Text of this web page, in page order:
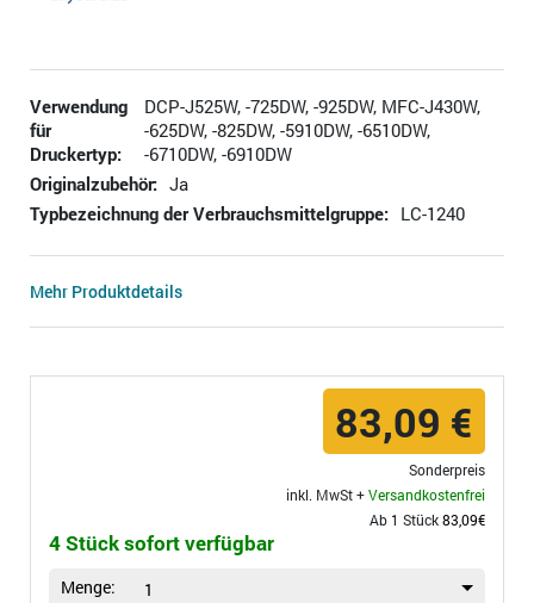
Verwendung
für
Druckertyp:
DCP-J525W, -725DW, -925DW, MFC-J430W,
-625DW, -825DW, -5910DW, -6510DW,
-6710DW, -6910DW
Originalzubehör: Ja
Typbezeichnung der Verbrauchsmittelgruppe: LC-1240
Mehr Produktdetails
83,09 €
Sonderpreis
inkl. MwSt +Versandkostenfrei
Ab 1 Stück83,09€
4 Stück sofort verfügbar
Menge: 1